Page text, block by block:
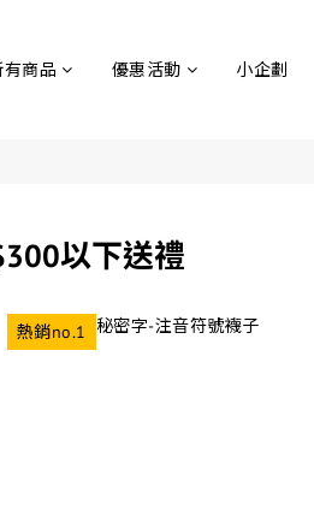
有商品 優惠活動 小企劃
以下送禮
熱銷no.1